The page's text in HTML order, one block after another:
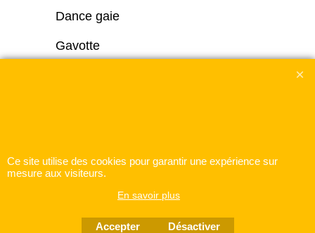
Dance gaie
Gavotte
Ce site utilise des cookies pour garantir une expérience sur
mesure aux visiteurs.
En savoir plus
Accepter Désactiver